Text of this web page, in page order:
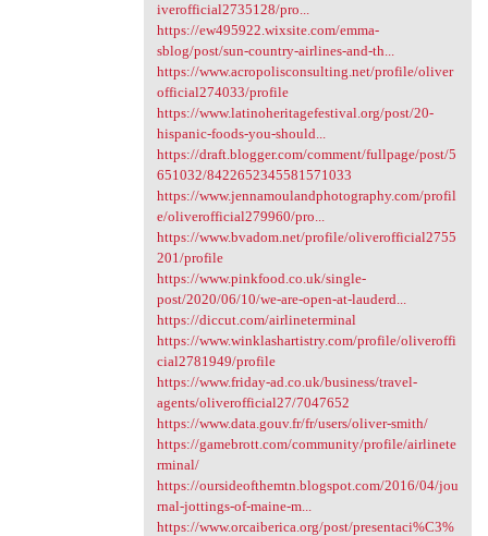
iverofficial2735128/pro...
https://ew495922.wixsite.com/emma-
sblog/post/sun-country-airlines-and-th...
https://www.acropolisconsulting.net/profile/oliver
official274033/profile
https://www.latinoheritagefestival.org/post/20-
hispanic-foods-you-should...
https://draft.blogger.com/comment/fullpage/post/5
651032/8422652345581571033
https://www.jennamoulandphotography.com/profil
e/oliverofficial279960/pro...
https://www.bvadom.net/profile/oliverofficial2755
201/profile
https://www.pinkfood.co.uk/single-
post/2020/06/10/we-are-open-at-lauderd...
https://diccut.com/airlineterminal
https://www.winklashartistry.com/profile/oliveroffi
cial2781949/profile
https://www.friday-ad.co.uk/business/travel-
agents/oliverofficial27/7047652
https://www.data.gouv.fr/fr/users/oliver-smith/
https://gamebrott.com/community/profile/airlinete
rminal/
https://oursideofthemtn.blogspot.com/2016/04/jou
rnal-jottings-of-maine-m...
https://www.orcaiberica.org/post/presentaci%C3%